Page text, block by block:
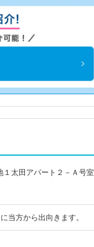
太田アパート２－Ａ号室
当方から出向きます。